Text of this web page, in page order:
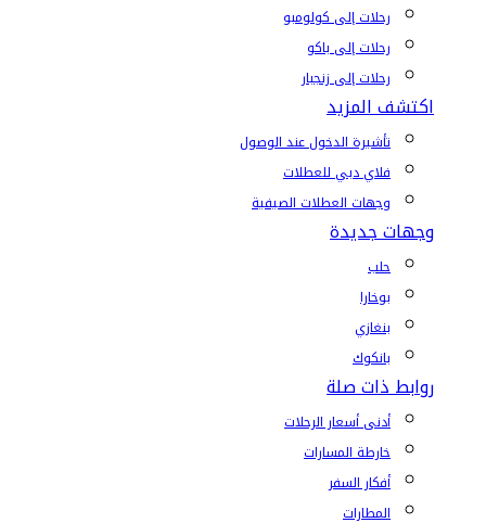
رحلات إلى كولومبو
رحلات إلى باكو
رحلات إلى زنجبار
اكتشف المزيد
تأشيرة الدخول عند الوصول
فلاي دبي للعطلات
وجهات العطلات الصيفية
وجهات جديدة
حلب
بوخارا
بنغازي
بانكوك
روابط ذات صلة
أدنى أسعار الرحلات
خارطة المسارات
أفكار السفر
المطارات